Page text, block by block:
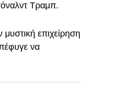
Τραμπ.
επιχείρηση
να